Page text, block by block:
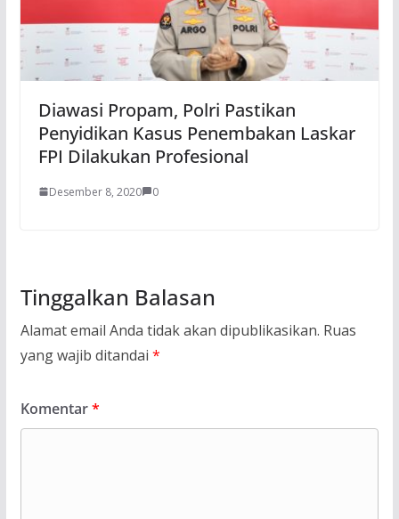
Diawasi Propam, Polri Pastikan
Penyidikan Kasus Penembakan Laskar
FPI Dilakukan Profesional
Desember 8, 2020 0
Tinggalkan Balasan
Alamat email Anda tidak akan dipublikasikan. Ruas
yang wajib ditandai *
Komentar*